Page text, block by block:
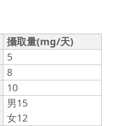
攝取量(mg/天)
5
8
10
男15
女12